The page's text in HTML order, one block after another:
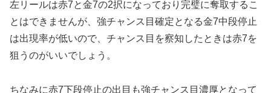
左リールは赤7と金7の2択になっており完璧に奪取するこ
とはできませんが、強チャンス目確定となる金7中段停止
は出現率が低いので、チャンス目を察知したときは赤7を
狙うのがいいでしょう。
ちなみに赤7下段停止の出目も強チャンス目濃厚となって